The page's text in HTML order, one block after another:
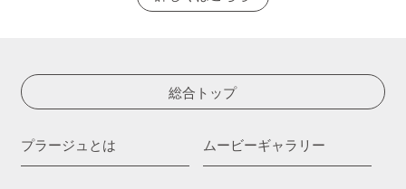
総合トップ
プラージュとは ムービーギャラリー